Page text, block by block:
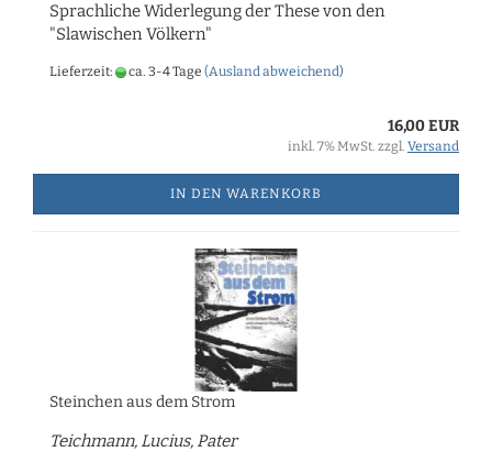
Sprachliche Widerlegung der These von den
"Slawischen Völkern"
Lieferzeit: ca. 3-4 Tage (Ausland abweichend)
16,00 EUR
inkl. 7% MwSt. zzgl. Versand
IN DEN WARENKORB
Steinchen aus dem Strom
Teichmann, Lucius, Pater